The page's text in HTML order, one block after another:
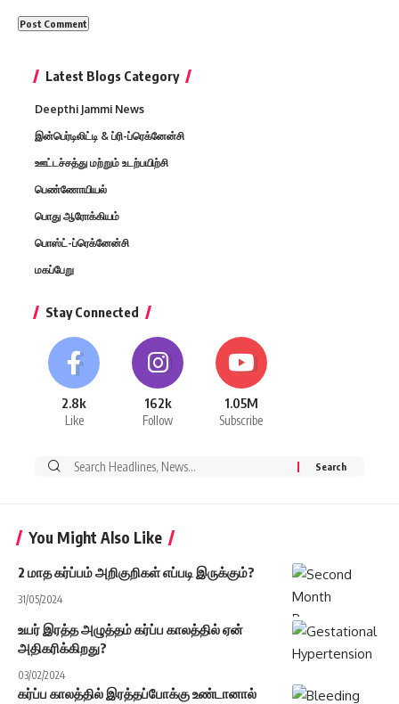
Latest Blogs Category
Deepthi Jammi News
இன்பெர்டிலிட்டி & ப்ரி-ப்ரெக்னேன்சி
ஊட்டச்சத்து மற்றும் உடற்பயிற்சி
பெண்ணோயியல்
பொது ஆரோக்கியம்
பொஸ்ட்-ப்ரெக்னேன்சி
மகப்பேறு
Stay Connected
2.8k
Like
162k
Follow
1.05M
Subscribe
Search
You Might Also Like
2 மாத கர்ப்பம் அறிகுறிகள் எப்படி இருக்கும்?
31/05/2024
உயர் இரத்த அழுத்தம் கர்ப்ப காலத்தில் ஏன்
அதிகரிக்கிறது?
03/02/2024
கர்ப்ப காலத்தில் இரத்தப்போக்கு உண்டானால்